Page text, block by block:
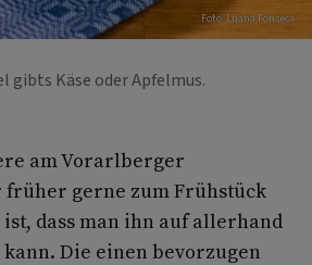
Foto: Luana Fonseca
gibts Käse oder Apfelmus.
am Vorarlberger
gerne zum Frühstück
ist, dass man ihn auf allerhand
Die einen bevorzugen